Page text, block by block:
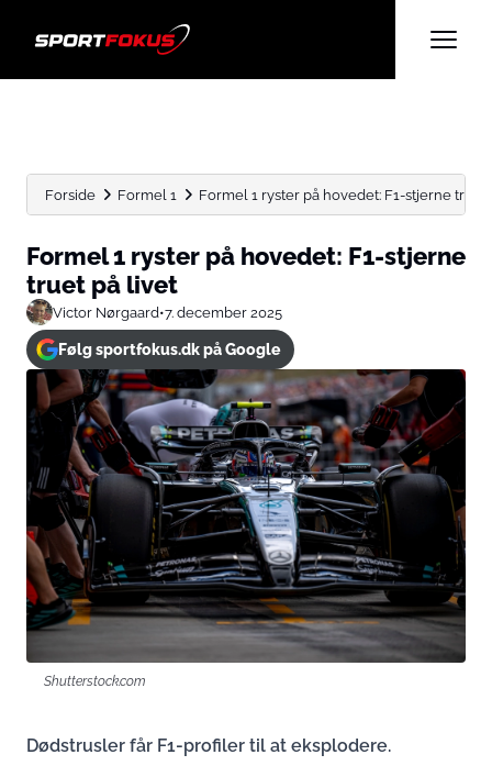
Forside Formel 1 Formel 1 ryster på hovedet: F1-stjerne truet
Formel 1 ryster på hovedet: F1-stjerne
truet på livet
Victor Nørgaard•7. december 2025
Følg sportfokus.dk på Google
Shutterstock.com
Dødstrusler får F1-profiler til at eksplodere.